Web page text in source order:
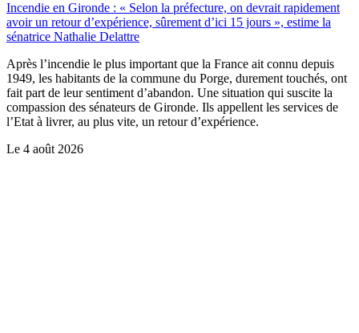
Incendie en Gironde : « Selon la préfecture, on devrait rapidement
avoir un retour d’expérience, sûrement d’ici 15 jours », estime la
sénatrice Nathalie Delattre
Après l’incendie le plus important que la France ait connu depuis
1949, les habitants de la commune du Porge, durement touchés, ont
fait part de leur sentiment d’abandon. Une situation qui suscite la
compassion des sénateurs de Gironde. Ils appellent les services de
l’Etat à livrer, au plus vite, un retour d’expérience.
Le 4 août 2026